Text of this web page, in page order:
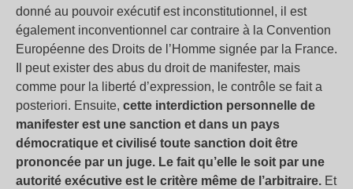
donné au pouvoir exécutif est inconstitutionnel, il est
également inconventionnel car contraire à la Convention
Européenne des Droits de l’Homme signée par la France.
Il peut exister des abus du droit de manifester, mais
comme pour la liberté d’expression, le contrôle se fait a
posteriori. Ensuite, cette interdiction personnelle de
manifester est une sanction et dans un pays
démocratique et civilisé toute sanction doit être
prononcée par un juge. Le fait qu’elle le soit par une
autorité exécutive est le critère même de l’arbitraire. Et